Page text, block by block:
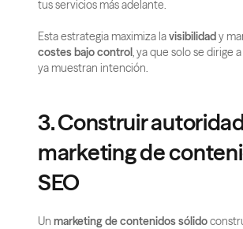
tus servicios más adelante.
Esta estrategia maximiza la visibilidad
costes bajo control, ya que solo se dirige
ya muestran intención.
3. Construir
marketing de
SEO
Un marketing de contenidos sólido